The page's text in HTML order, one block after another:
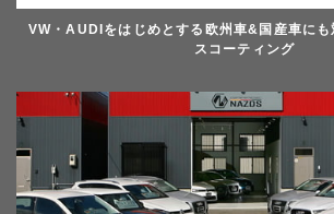
VW・AUDIをはじめとする欧州車&国産車にも
スコーティング